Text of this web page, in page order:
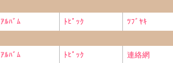
ｱﾙﾊﾞﾑ ﾄﾋﾟｯｸ
ﾂﾌﾞﾔｷ
ｱﾙﾊﾞﾑ ﾄﾋﾟｯｸ
連絡網